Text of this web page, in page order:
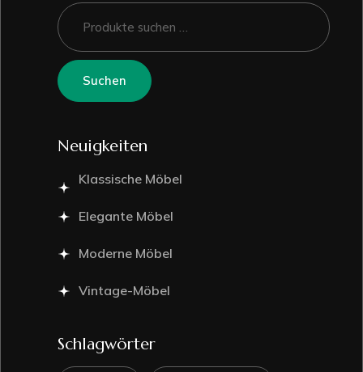
Suchen
Neuigkeiten
Klassische Möbel
Elegante Möbel
Moderne Möbel
Vintage-Möbel
Schlagwörter